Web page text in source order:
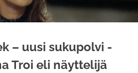
– uusi sukupolvi -
Troi eli näyttelijä